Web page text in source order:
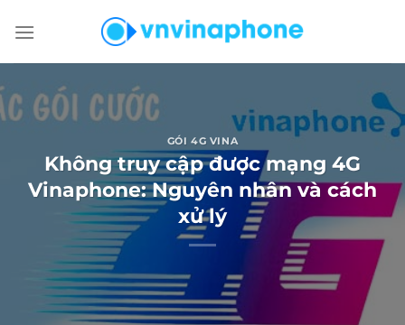
đến
GÓI 4G VINA
Không truy cập được mạng 4G
Vinaphone: Nguyên nhân và cách
xử lý